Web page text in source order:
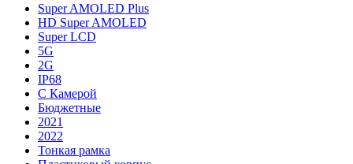
Super AMOLED Plus
HD Super AMOLED
Super LCD
5G
2G
IP68
С Камерой
Бюджетные
2021
2022
Тонкая рамка